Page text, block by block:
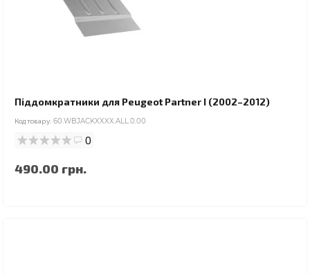
Піддомкратники для Peugeot Partner I (2002–2012)
Код товару: 60.WBJACKXXXX.ALL.0.00
0
490.00 грн.